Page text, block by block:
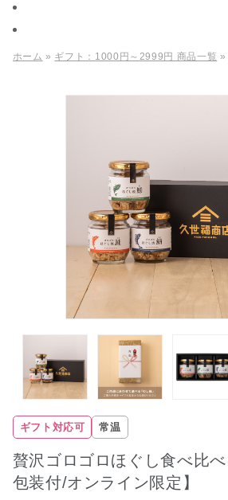
ホーム » ギフト：1000円～2999円 商品一覧 » 贅
ギフト対応可 常温
贅沢ゴロゴロほぐし食べ比
包装付/オンライン限定】